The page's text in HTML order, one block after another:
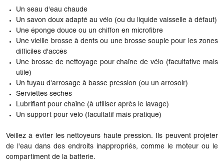
Un seau d'eau chaude
Un savon doux adapté au vélo (ou du liquide vaisselle à défaut)
Une éponge douce ou un chiffon en microfibre
Une vieille brosse à dents ou une brosse souple pour les zones
difficiles d'accès
Une brosse de nettoyage pour chaîne de vélo (facultative mais
utile)
Un tuyau d'arrosage à basse pression (ou un arrosoir)
Serviettes sèches
Lubrifiant pour chaîne (à utiliser après le lavage)
Un support pour vélo (facultatif mais pratique)
Veillez à éviter les nettoyeurs haute pression. Ils peuvent projeter
de l'eau dans des endroits inappropriés, comme le moteur ou le
compartiment de la batterie.